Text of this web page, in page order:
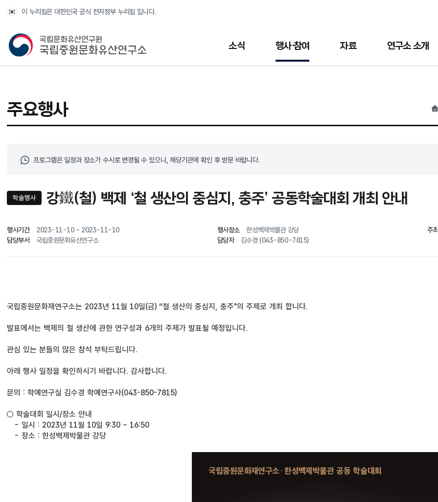
이 누리집은 대한민국 공식 전자정부 누리집 입니다.
국가유산청 국립중원문화유산연구소 소식 행사·참여 자료 연구소 소개
주요행사 홈
프로그램은 일정과 장소가 수시로 변경될 수 있으니, 해당기관에 확인 후 방문 바랍니다.
학술행사 강鐵(철) 백제 ‘철 생산의 중심지, 충주’ 공동학술대회 개최 안내
행사기간 2023-11-10 ~ 2023-11-10 행사장소 한성백제박물관 강당 주최
담당부서
국립중원문화유산연구소 담당자 김수경 (043-850-7815)
국립중원문화재연구소는 2023년 11월 10일(금) “철 생산의 중심지 , 충주"의 주제로 개최 합니다.
발표에서는 백제의 철 생산에 관한 연구성과 6개의 주제가 발표될 예정입니다.
관심 있는 분들의 많은 참석 부탁드립니다.
아래 행사 일정을 확인하시기 바랍니다. 감사합니다.
문의 : 학예연구실 김수경 학예연구사(043-850-7815)
○ 학술대회 일시/장소 안내
- 일시 : 2023년 11월 10일 9:30 ~ 16:50
- 장소 : 한성백제박물관 강당